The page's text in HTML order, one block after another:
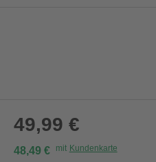
49,99 €
48,49 € mit Kundenkarte